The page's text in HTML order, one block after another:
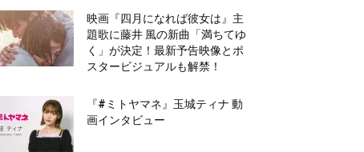
映画『四月になれば彼女は』主
題歌に藤井 風の新曲「満ちてゆ
く」が決定！最新予告映像とポ
スタービジュアルも解禁！
『#ミトヤマネ』玉城ティナ 動
画インタビュー